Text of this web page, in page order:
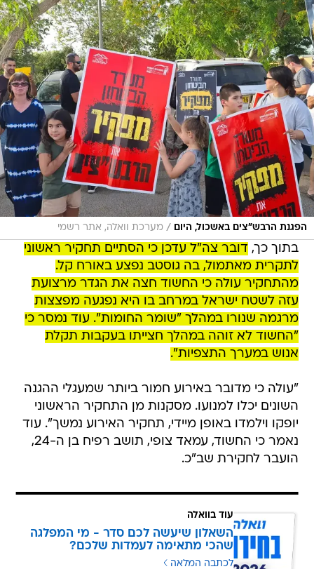
הפגנת הרבש"צים באשכול, היום / מערכת וואלה, אתר רשמי
בתוך כך, דובר צה"ל עדכן כי הסתיים תחקיר ראשוני
לתקרית מאתמול, בה גוסטב נפצע באורח קל.
מהתחקיר עולה כי החשוד חצה את הגדר מרצועת
עזה לשטח ישראל במרחב בו היא נפגעה מפצצות
מרגמה שנורו במהלך "שומר החומות". עוד נמסר כי
"החשוד לא זוהה במהלך חצייתו בעקבות תקלת
אנוש במערך התצפיות".
"עולה כי מדובר באירוע חמור ביותר שמעגלי ההגנה
השונים יכלו למנועו. מסקנות מן התחקיר הראשוני
יופקו וילמדו באופן מיידי, תחקיר האירוע נמשך". עוד
נאמר כי החשוד, עמאד צופי, תושב רפיח בן ה-24,
הועבר לחקירת שב"כ.
עוד בוואלה
השאלון שיעשה לכם סדר - מי המפלגה
שהכי מתאימה לעמדות שלכם?
לכתבה המלאה